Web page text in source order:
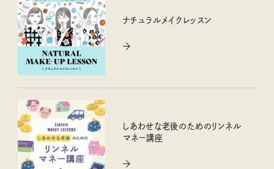
ナチュラルメイクレッスン
しあわせな老後のためのリンネル
マネー講座